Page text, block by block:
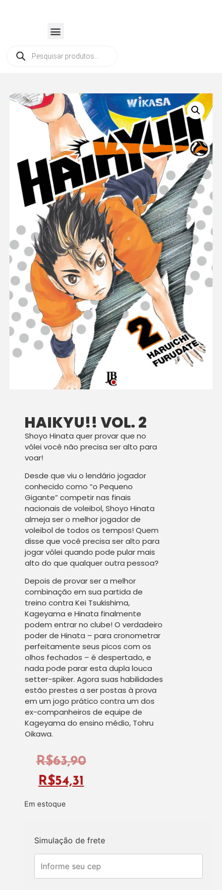
HAIKYU!! VOL. 2
Shoyo Hinata quer provar que no
vôlei você não precisa ser alto para
voar!
Desde que viu o lendário jogador
conhecido como “o Pequeno
Gigante” competir nas finais
nacionais de voleibol, Shoyo Hinata
almeja ser o melhor jogador de
voleibol de todos os tempos! Quem
disse que você precisa ser alto para
jogar vôlei quando pode pular mais
alto do que qualquer outra pessoa?
Depois de provar ser a melhor
combinação em sua partida de
treino contra Kei Tsukishima,
Kageyama e Hinata finalmente
podem entrar no clube! O verdadeiro
poder de Hinata – para cronometrar
perfeitamente seus picos com os
olhos fechados – é despertado, e
nada pode parar esta dupla louca
setter-spiker. Agora suas habilidades
estão prestes a ser postas à prova
em um jogo prático contra um dos
ex-companheiros de equipe de
Kageyama do ensino médio, Tohru
Oikawa.
R$63,90
R$54,31
Em estoque
Simulação de frete